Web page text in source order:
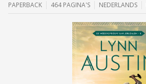
PAPERBACK 464 PAGINA'S NEDERLANDS